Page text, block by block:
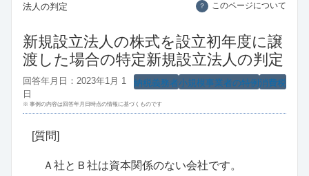
法人の判定
？ このページについて
新規設立法人の株式を設立初年度に譲
渡した場合の特定新規設立法人の判定
消費税
小規模事業者の特例
納税義務者
回答年月日：2023年1月 1
日
※ 事例の内容は回答年月日時点の情報に基づくものです
[質問]
Ａ社とＢ社は資本関係のない会社です。